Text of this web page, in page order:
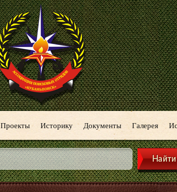
Проекты Историку Документы Галерея